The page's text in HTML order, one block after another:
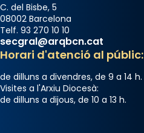
C. del Bisbe, 5
08002 Barcelona
Telf. 93 270 10 10
secgral@arqbcn.cat
Horari d'atenció al públic:
de dilluns a divendres, de 9 a 14 h.
Visites a l'Arxiu Diocesà:
de dilluns a dijous, de 10 a 13 h.